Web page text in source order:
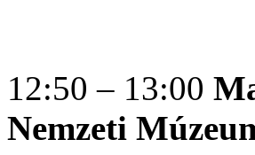
12:50 – 13:00
Nemzeti